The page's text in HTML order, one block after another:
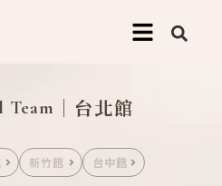
Team ｜台北館
新竹館 台中館